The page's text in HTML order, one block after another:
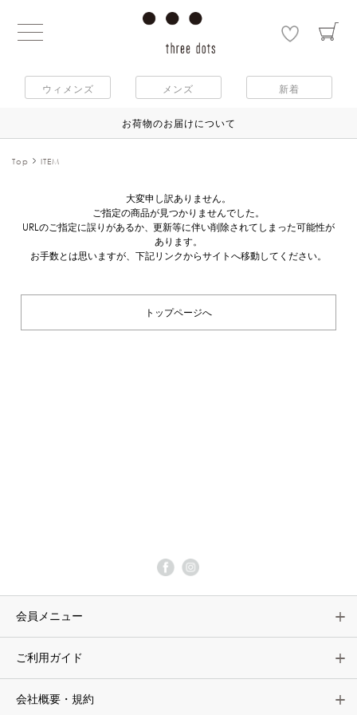
ウィメンズ メンズ 新着
お荷物のお届けについて
Top ITEM
大変申し訳ありません。
ご指定の商品が見つかりませんでした。
URLのご指定に誤りがあるか、更新等に伴い削除されてしまった可能性が
あります。
お手数とは思いますが、下記リンクからサイトへ移動してください。
トップページへ
会員メニュー
ご利用ガイド
会社概要・規約